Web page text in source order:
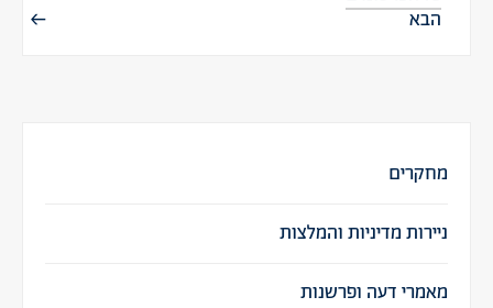
הבא
מחקרים
ניירות מדיניות והמלצות
מאמרי דעה ופרשנות